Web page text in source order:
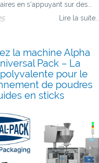
en s'appuyant sur des...
Lire la suite...
la machine Alpha
Pack – La
pour le
de poudres
en sticks